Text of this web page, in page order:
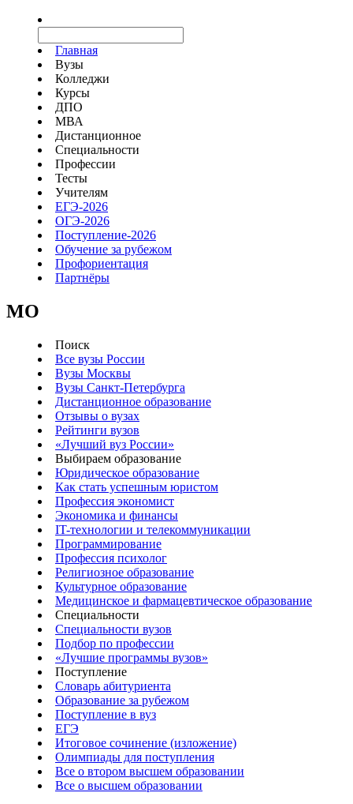
Главная
Вузы
Колледжи
Курсы
ДПО
МВА
Дистанционное
Специальности
Профессии
Тесты
Учителям
ЕГЭ-2026
ОГЭ-2026
Поступление-2026
Обучение за рубежом
Профориентация
Партнёры
MO
Поиск
Все вузы России
Вузы Москвы
Вузы Санкт-Петербурга
Дистанционное образование
Отзывы о вузах
Рейтинги вузов
«Лучший вуз России»
Выбираем образование
Юридическое образование
Как стать успешным юристом
Профессия экономист
Экономика и финансы
IT-технологии и телекоммуникации
Программирование
Профессия психолог
Религиозное образование
Культурное образование
Медицинское и фармацевтическое образование
Специальности
Специальности вузов
Подбор по профессии
«Лучшие программы вузов»
Поступление
Словарь абитуриента
Образование за рубежом
Поступление в вуз
ЕГЭ
Итоговое сочинение (изложение)
Олимпиады для поступления
Все о втором высшем образовании
Все о высшем образовании